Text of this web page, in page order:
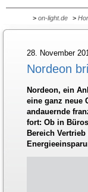
> on-light.de >
28. November
Nordeon
Nordeon, ein
eine ganz neue
andauernde
fort: Ob in
Bereich